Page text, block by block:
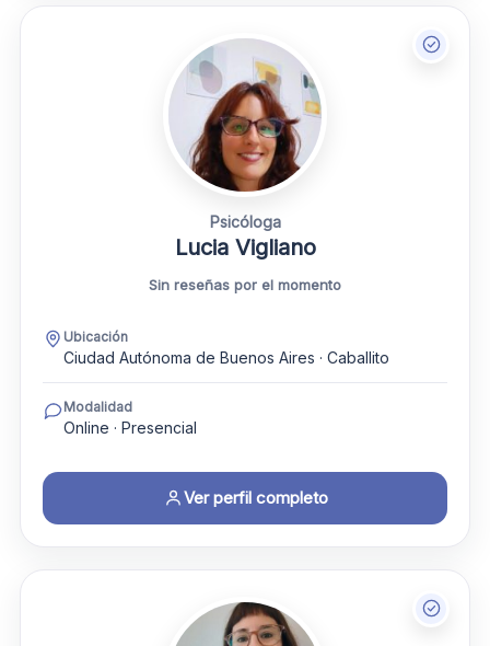
Psicóloga
Lucia Vigliano
Sin reseñas por el momento
Ubicación
Ciudad Autónoma de Buenos Aires · Caballito
Modalidad
Online · Presencial
Ver perfil completo